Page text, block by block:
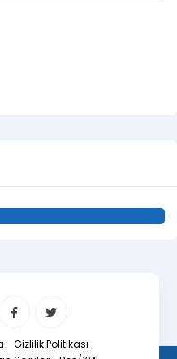
Gizlilik Politikası